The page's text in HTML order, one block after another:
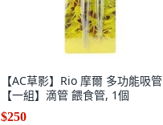
【AC草影】Rio 摩爾 多功能吸管
【一組】滴管 餵食管, 1個
$250